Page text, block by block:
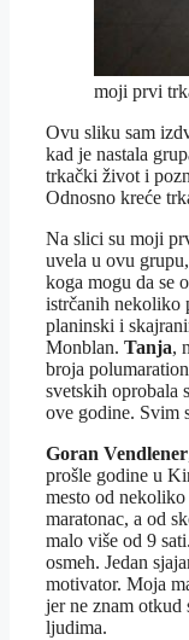
moji prvi
Ovu sliku sam
kad je nastala
trkački život i
Odnosno kreće
Na slici su moji
uvela u ovu
koga mogu da se
istrčanih nekoliko
planinski i
Monblan. Tanja,
broja
svetskih oprobala
ove godine. Svim
Goran Vendlener
prošle godine u
mesto od
maratonac, a od
malo više od 9
osmeh. Jedan
motivator. Moja
jer ne znam otkud
ljudima.